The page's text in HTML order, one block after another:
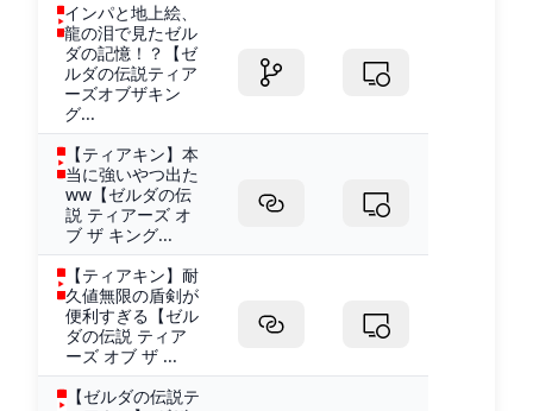
インパと地上絵、
龍の泪で見たゼル
ダの記憶！？【ゼ
ルダの伝説ティア
ーズオブザキン
グ...
【ティアキン】本
当に強いやつ出た
ww【ゼルダの伝
説 ティアーズ オ
ブ ザ キング...
【ティアキン】耐
久値無限の盾剣が
便利すぎる【ゼル
ダの伝説 ティア
ーズ オブ ザ ...
【ゼルダの伝説テ